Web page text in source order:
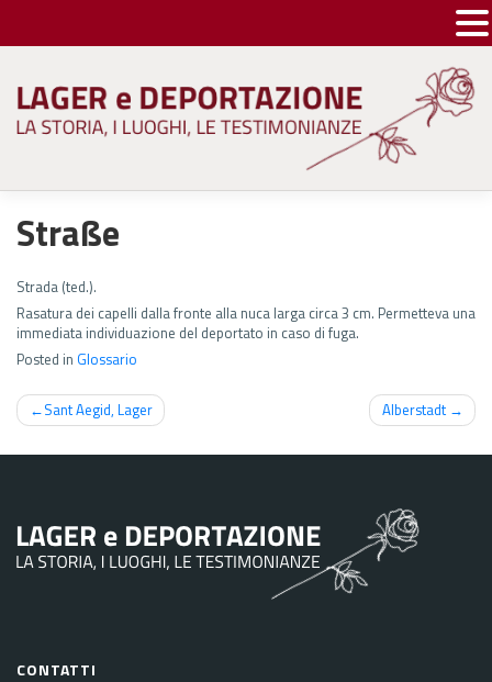
content
Straße
Strada (ted.).
Rasatura dei capelli dalla fronte alla nuca larga circa 3 cm. Permetteva una
immediata individuazione del deportato in caso di fuga.
Posted in Glossario
Navigazione
articoli
Sant Aegid, Lager Alberstadt
CONTATTI